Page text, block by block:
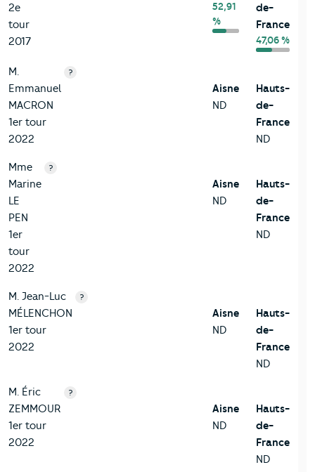
2e
tour
2017
52,91
%
de-
France
47,06 %
M.
Emmanuel
MACRON
1er tour
2022
?
Aisne
ND
Hauts-
de-
France
ND
Mme
Marine
LE
PEN
1er
tour
2022
?
Aisne
ND
Hauts-
de-
France
ND
M. Jean-Luc
MÉLENCHON
1er tour
2022
?
Aisne
ND
Hauts-
de-
France
ND
M. Éric
ZEMMOUR
1er tour
2022
?
Aisne
ND
Hauts-
de-
France
ND